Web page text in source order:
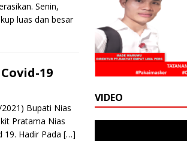
Senin,
luas dan besar
19
Bupati Nias
Pratama Nias
19. Hadir Pada […]
VIDEO